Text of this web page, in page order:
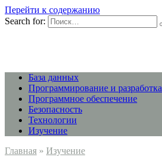
Перейти к содержанию
Search for:
База данных
Программирование и разработка
Программное обеспечение
Безопасность
Технологии
Изучение
Главная » Изучение